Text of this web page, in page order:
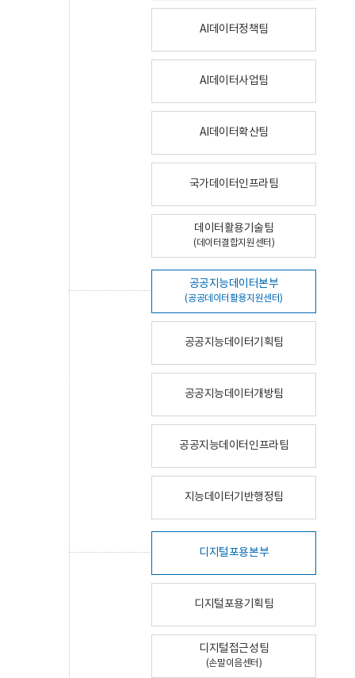
AI데이터정책팀
AI데이터사업팀
AI데이터확산팀
국가데이터인프라팀
데이터활용기술팀
(데이터결합지원센터)
공공지능데이터본부
(공공데이터활용지원센터)
공공지능데이터기획팀
공공지능데이터개방팀
공공지능데이터인프라팀
지능데이터기반행정팀
디지털포용본부
디지털포용기획팀
디지털접근성팀
(손말이음센터)